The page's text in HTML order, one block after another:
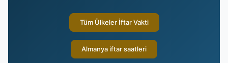
Tüm Ülkeler İftar Vakti
Almanya iftar saatleri